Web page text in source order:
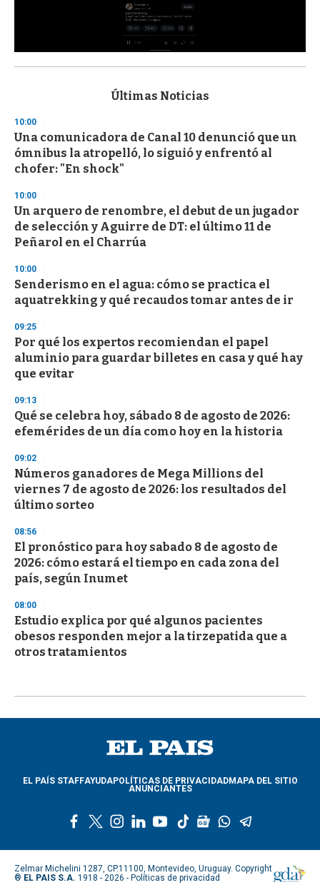
s
d
s
o
f
3
s
e
c
o
n
Últimas Noticias
10:00
Una comunicadora de Canal 10 denunció que un
ómnibus la atropelló, lo siguió y enfrentó al
chofer: "En shock"
10:00
Un arquero de renombre, el debut de un jugador
de selección y Aguirre de DT: el último 11 de
Peñarol en el Charrúa
10:00
Senderismo en el agua: cómo se practica el
aquatrekking y qué recaudos tomar antes de ir
09:25
Por qué los expertos recomiendan el papel
aluminio para guardar billetes en casa y qué hay
que evitar
09:13
Qué se celebra hoy, sábado 8 de agosto de 2026:
efemérides de un día como hoy en la historia
09:02
Números ganadores de Mega Millions del
viernes 7 de agosto de 2026: los resultados del
último sorteo
08:56
El pronóstico para hoy sabado 8 de agosto de
2026: cómo estará el tiempo en cada zona del
país, según Inumet
08:00
Estudio explica por qué algunos pacientes
obesos responden mejor a la tirzepatida que a
otros tratamientos
EL PAÍS STAFFAYUDAPOLÍTICAS DE PRIVACIDADMAPA DEL SITIO
ANUNCIANTES
c
e
b
i
t
s
t
a
l
n
k
e
y
u
u
t
k
o
g
o
l
w
a
l
e
g
Zelmar Michelini 1287, CP.11100, Montevideo, Uruguay. Copyright
® EL PAIS S.A. 1918 - 2026 - Políticas de privacidad